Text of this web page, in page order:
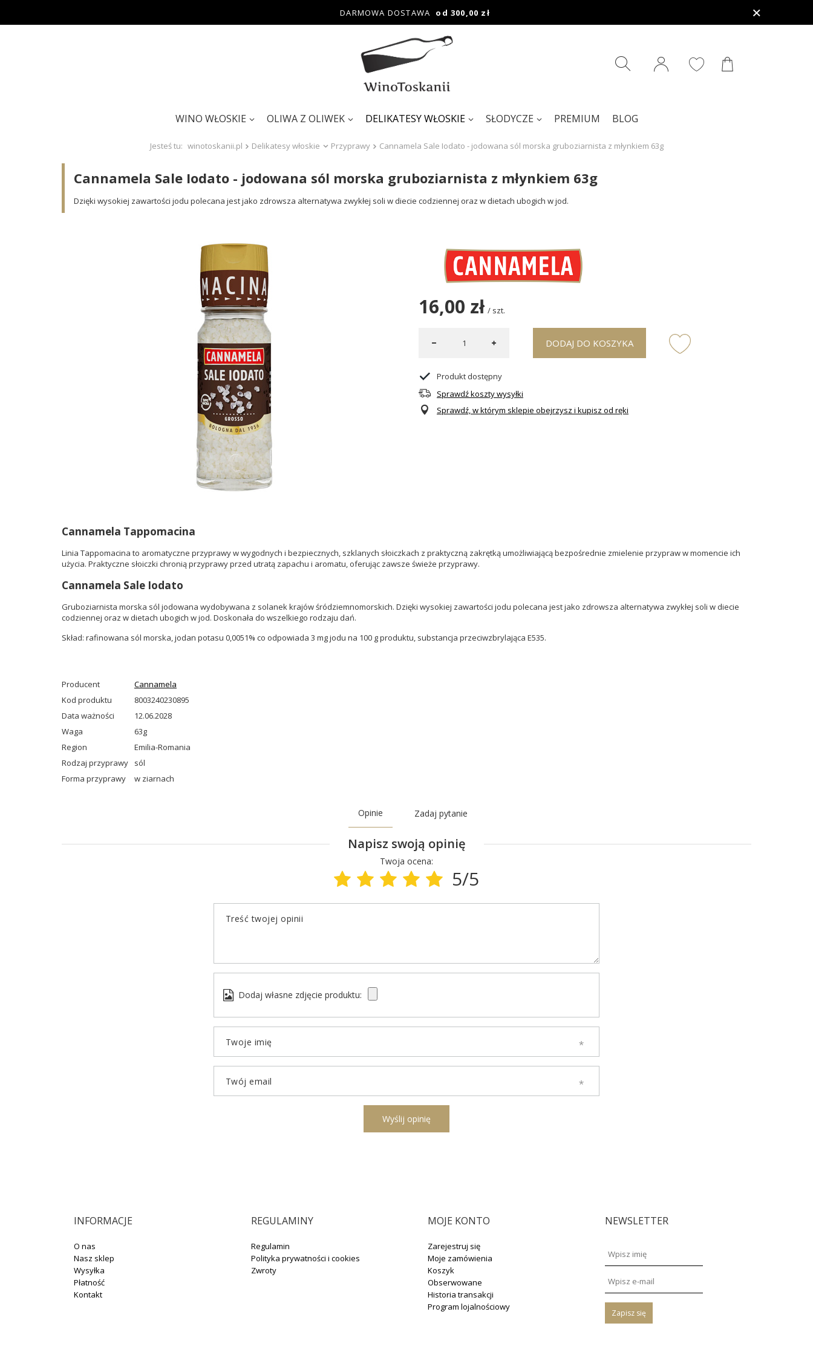
DARMOWA DOSTAWA od 300,00 zł
WINO WŁOSKIE OLIWA Z OLIWEK DELIKATESY WŁOSKIE SŁODYCZE PREMIUM BLOG
Jesteś tu: winotoskanii.pl Delikatesy włoskie Przyprawy Cannamela Sale Iodato - jodowana sól morska gruboziarnista z młynkiem 63g
Cannamela Sale Iodato - jodowana sól morska gruboziarnista z młynkiem 63g
Dzięki wysokiej zawartości jodu polecana jest jako zdrowsza alternatywa zwykłej soli w diecie codziennej oraz w dietach ubogich w jod.
16,00 zł / szt.
DODAJ DO KOSZYKA
Produkt dostępny
Sprawdź koszty wysyłki
Sprawdź, w którym sklepie obejrzysz i kupisz od ręki
Cannamela Tappomacina
Linia Tappomacina to aromatyczne przyprawy w wygodnych i bezpiecznych, szklanych słoiczkach z praktyczną zakrętką umożliwiającą bezpośrednie zmielenie przypraw w momencie ich
użycia. Praktyczne słoiczki chronią przyprawy przed utratą zapachu i aromatu, oferując zawsze świeże przyprawy.
Cannamela Sale Iodato
Gruboziarnista morska sól jodowana wydobywana z solanek krajów śródziemnomorskich. Dzięki wysokiej zawartości jodu polecana jest jako zdrowsza alternatywa zwykłej soli w diecie
codziennej oraz w dietach ubogich w jod. Doskonała do wszelkiego rodzaju dań.
Skład: rafinowana sól morska, jodan potasu 0,0051% co odpowiada 3 mg jodu na 100 g produktu, substancja przeciwzbrylająca E535.
Producent
Cannamela
Kod produktu
8003240230895
Data ważności
12.06.2028
Waga
63g
Region
Emilia-Romania
Rodzaj przyprawy
sól
Forma przyprawy
w ziarnach
Opinie Zadaj pytanie
Napisz swoją opinię
Twoja ocena:
5/5
Treść twojej opinii
Dodaj własne zdjęcie produktu:
Twoje imię
Twój email
Wyślij opinię
INFORMACJE
O nas
Nasz sklep
Wysyłka
Płatność
Kontakt
REGULAMINY
Regulamin
Polityka prywatności i cookies
Zwroty
MOJE KONTO
Zarejestruj się
Moje zamówienia
Koszyk
Obserwowane
Historia transakcji
Program lojalnościowy
NEWSLETTER
Zapisz się